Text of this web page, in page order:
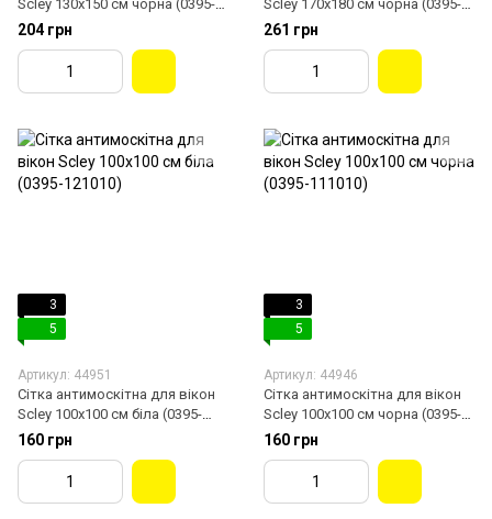
Scley 130х150 см чорна (0395-
111315)
204 грн
Scley 170х180 см чорна (0395-
111718)
261 грн
3
5
Артикул: 44951
Сітка антимоскітна для вікон
Scley 100х100 см біла (0395-
121010)
160 грн
3
5
Артикул: 44946
Сітка антимоскітна для вікон
Scley 100х100 см чорна (0395-
111010)
160 грн